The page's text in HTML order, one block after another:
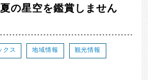
の星空を鑑賞しません
クス 地域情報 観光情報